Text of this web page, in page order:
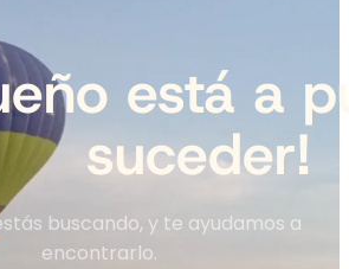
está a
suceder!
buscando, y te ayudamos a
encontrarlo.